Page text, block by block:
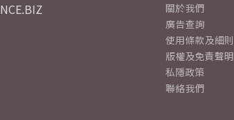
關於我們
廣告查詢
使用條款及細則
版權及免責聲明
私隱政策
聯絡我們